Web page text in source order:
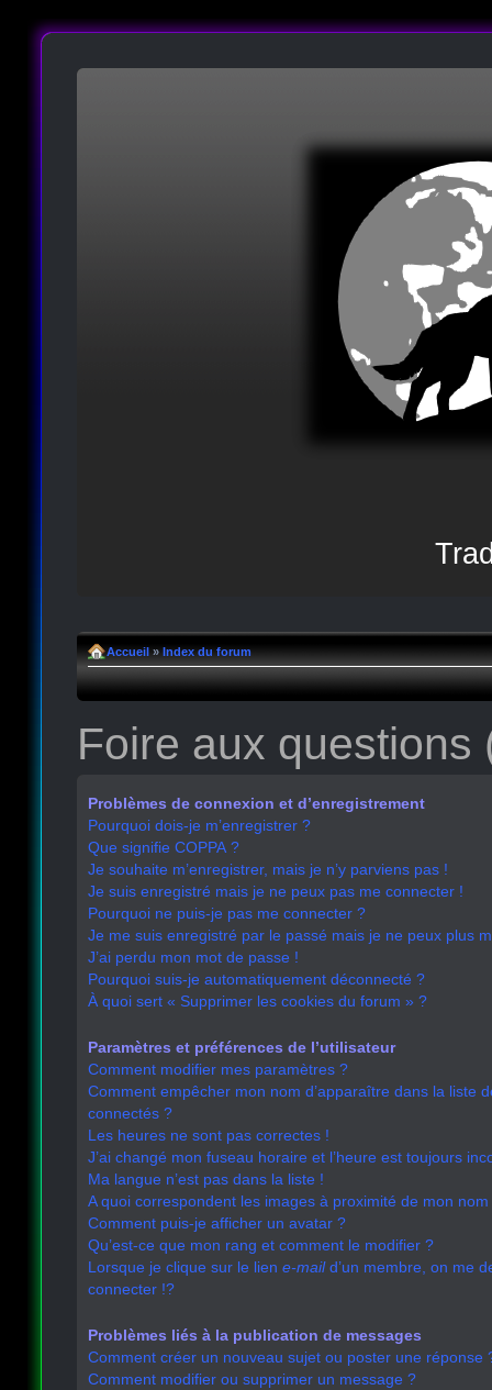
Accueil » Index du forum
Foire aux
Problèmes de connexion et d’enregistrement
Pourquoi dois-je m’enregistrer ?
Que signifie COPPA ?
Je souhaite m’enregistrer, mais je n’y parviens pas !
Je suis enregistré mais je ne peux pas me connecter !
Pourquoi ne puis-je pas me connecter ?
Je me suis enregistré par le passé mais je ne peux plus
J’ai perdu mon mot de passe !
Pourquoi suis-je automatiquement déconnecté ?
À quoi sert « Supprimer les cookies du forum » ?
Paramètres et préférences de l’utilisateur
Comment modifier mes paramètres ?
Comment empêcher mon nom d’apparaître dans la liste
connectés ?
Les heures ne sont pas correctes !
J’ai changé mon fuseau horaire et l’heure est toujours
Ma langue n’est pas dans la liste !
A quoi correspondent les images à proximité de mon nom
Comment puis-je afficher un avatar ?
Qu’est-ce que mon rang et comment le modifier ?
Lorsque je clique sur le lien e-maild’un membre, on me
connecter !?
Problèmes liés à la publication de messages
Comment créer un nouveau sujet ou poster une réponse
Comment modifier ou supprimer un message ?